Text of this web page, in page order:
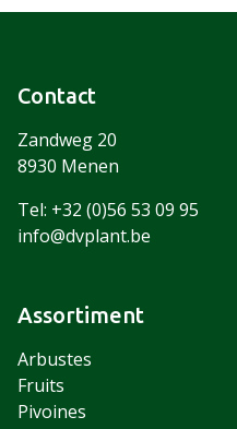
Contact
Zandweg 20
8930 Menen
Tel: +32 (0)56 53 09 95
info@dvplant.be
Assortiment
Arbustes
Fruits
Pivoines